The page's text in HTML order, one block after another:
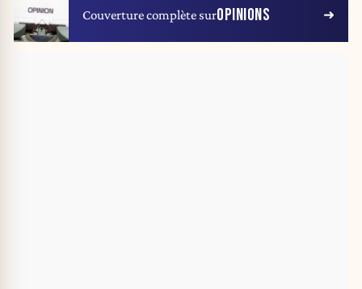
Couverture complète surOPINIONS